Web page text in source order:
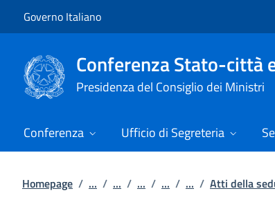
Governo Italiano
Conferenza Stato-città
Presidenza del Consiglio dei Ministri
Conferenza Ufficio di Segreteria
Homepage / ... / ... / ... / ... / ... / Atti della